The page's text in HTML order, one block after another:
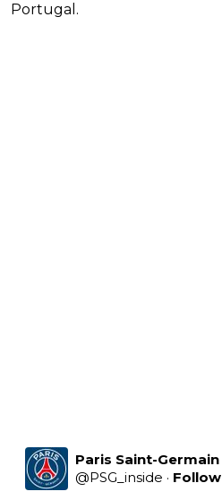
Portugal.
Paris Saint-Germain
@PSG_inside · Follow